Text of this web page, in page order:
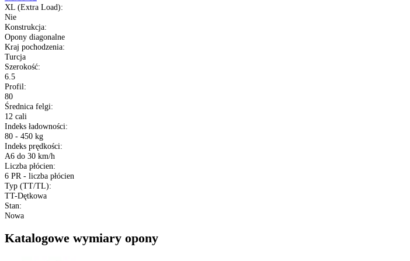
Kup opony na raty
Opis produktu
Dane techniczne
Producent
Starmaxx
Typ:
Opony rolnicze
Bieżnik opony:
TR-60 FRONT
Sezon :
Opony Całoroczne
Rozmiar:
6.5/80-12
XL (Extra Load)
Nie
Konstrukcja
Kraj pochodzenia: